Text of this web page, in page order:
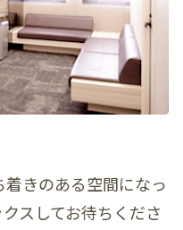
きのある空間になっ
スしてお待ちくださ